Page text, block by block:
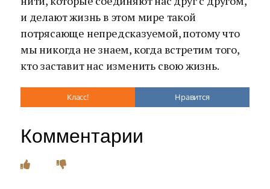
и делают жизнь в этом мире такой
потрясающе непредсказуемой, потому что
мы никогда не знаем, когда встретим того,
кто заставит нас изменить свою жизнь.
Класс! Нравится
Комментарии